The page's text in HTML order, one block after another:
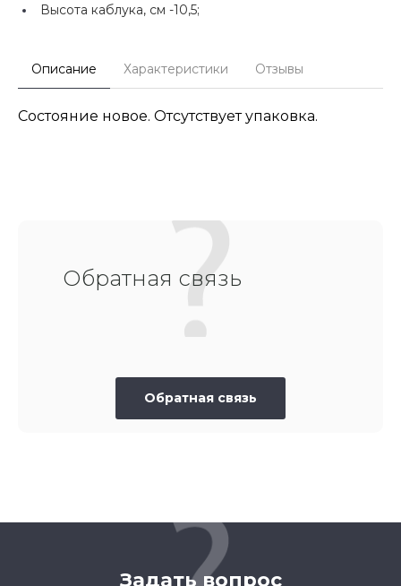
Высота каблука, см -10,5;
Описание Характеристики Отзывы
Состояние новое. Отсутствует упаковка.
Обратная связь
Обратная связь
Задать вопрос